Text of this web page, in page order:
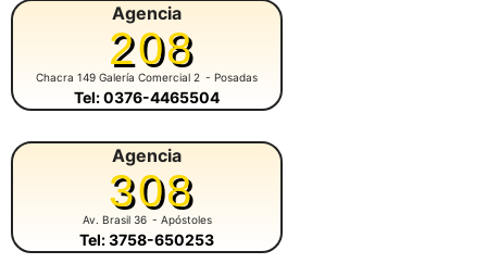
Agencia
208
Chacra 149 Galería Comercial 2 - Posadas
Tel: 0376-4465504
Agencia
308
Av. Brasil 36 - Apóstoles
Tel: 3758-650253